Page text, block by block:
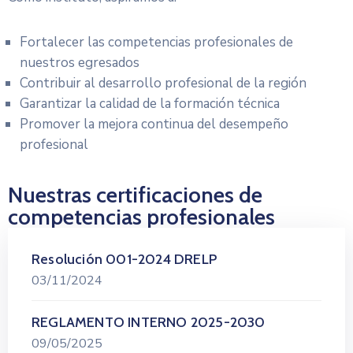
Fortalecer las competencias profesionales de
nuestros egresados
Contribuir al desarrollo profesional de la región
Garantizar la calidad de la formación técnica
Promover la mejora continua del desempeño
profesional
Nuestras certificaciones de
competencias profesionales
Resolución 001-2024 DRELP
03/11/2024
REGLAMENTO INTERNO 2025-2030
09/05/2025